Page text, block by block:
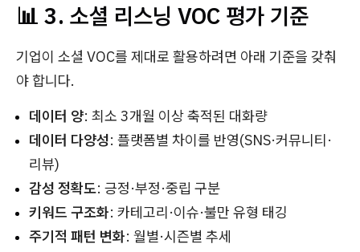
📊 3. 소셜 리스닝 VOC 평가 기준
기업이 소셜 VOC를 제대로 활용하려면 아래 기준을 갖춰
야 합니다.
데이터 양: 최소 3개월 이상 축적된 대화량
데이터 다양성: 플랫폼별 차이를 반영(SNS·커뮤니티·
리뷰)
감성 정확도: 긍정·부정·중립 구분
키워드 구조화: 카테고리·이슈·불만 유형 태깅
주기적 패턴 변화: 월별·시즌별 추세